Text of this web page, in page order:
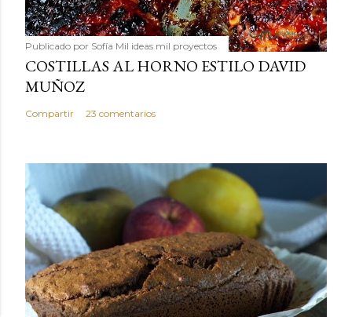
Publicado por Sofía Mil ideas mil proyectos
COSTILLAS AL HORNO ESTILO DAVID
MUÑOZ
Compartir 23 comentarios